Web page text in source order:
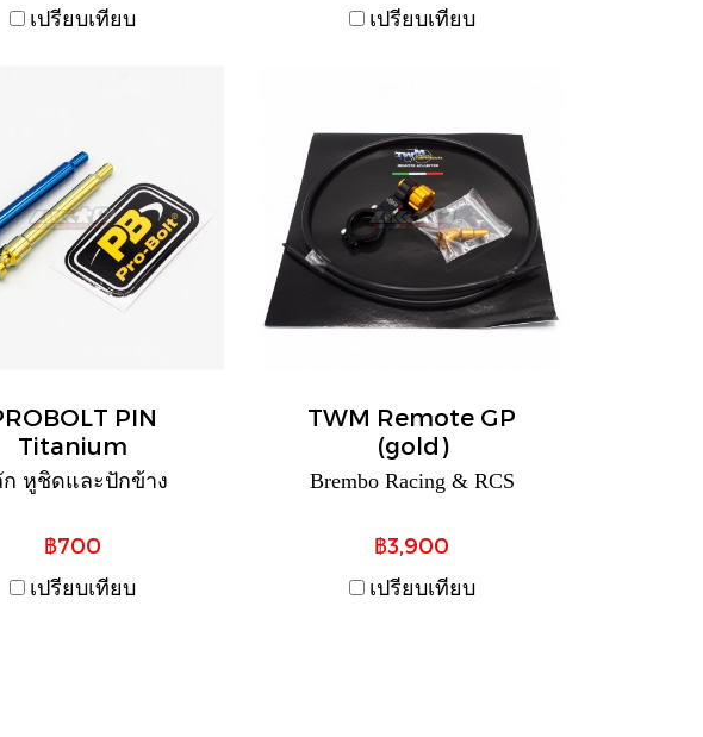
เปรียบเทียบ เปรียบเทียบ
PIN
Titanium
ก หูชิดและปักข้าง
฿700
เปรียบเทียบ
TWM Remote GP
(gold)
Brembo Racing & RCS
฿3,900
เปรียบเทียบ